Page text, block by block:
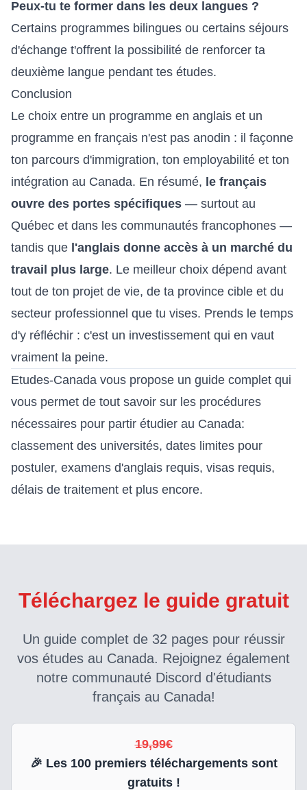
Peux-tu te former dans les deux langues ?
Certains programmes bilingues ou certains séjours
d'échange t'offrent la possibilité de renforcer ta
deuxième langue pendant tes études.
Conclusion
Le choix entre un programme en anglais et un
programme en français n'est pas anodin : il façonne
ton parcours d'immigration, ton employabilité et ton
intégration au Canada. En résumé, le français
ouvre des portes spécifiques — surtout au
Québec et dans les communautés francophones —
tandis que l'anglais donne accès à un marché du
travail plus large. Le meilleur choix dépend avant
tout de ton projet de vie, de ta province cible et du
secteur professionnel que tu vises. Prends le temps
d'y réfléchir : c'est un investissement qui en vaut
vraiment la peine.
Etudes-Canada vous propose un guide complet qui
vous permet de tout savoir sur les procédures
nécessaires pour partir étudier au Canada:
classement des universités, dates limites pour
postuler, examens d'anglais requis, visas requis,
délais de traitement et plus encore.
Téléchargez le guide gratuit
Un guide complet de 32 pages pour réussir
vos études au Canada. Rejoignez également
notre communauté Discord d'étudiants
français au Canada!
19,99€
🎉 Les 100premiers téléchargements sont
gratuits !